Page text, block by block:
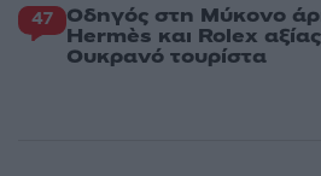
47 Οδηγός στη Μύκονο
Hermès και Rolex
Ουκρανό τουρίστα